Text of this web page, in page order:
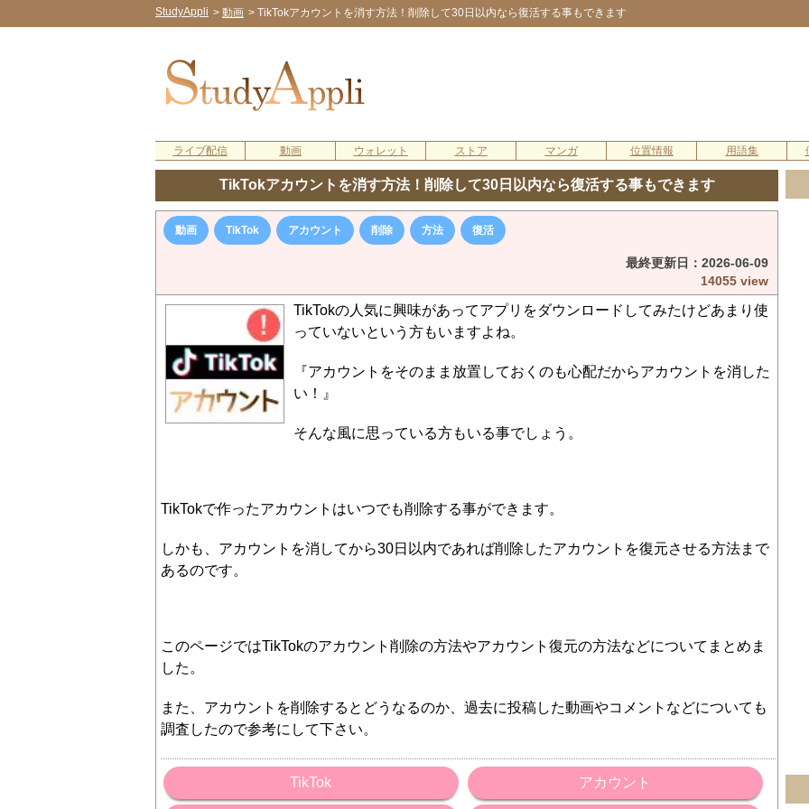
StudyAppli > 動画 > TikTokアカウントを消す方法！削除して30日以内なら復活する事もできます
ライブ配信 動画 ウォレット ストア マンガ 位置情報 用語集
TikTokアカウントを消す方法！削除して30日以内なら復活する事もできます
動画 TikTok アカウント 削除 方法 復活
最終更新日： 2026-06-09
14055 view
TikTokの人気に興味があってアプリをダウンロードしてみたけどあまり使
っていないという方もいますよね。
『アカウントをそのまま放置しておくのも心配だからアカウントを消した
い！』
そんな風に思っている方もいる事でしょう。
TikTokで作ったアカウントはいつでも削除する事ができます。
しかも、アカウントを消してから30日以内であれば削除したアカウントを復元させる方法まで
あるのです。
このページではTikTokのアカウント削除の方法やアカウント復元の方法などについてまとめま
した。
また、アカウントを削除するとどうなるのか、過去に投稿した動画やコメントなどについても
調査したので参考にして下さい。
TikTok アカウント